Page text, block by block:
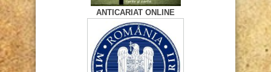
ANTICARIAT ONLINE